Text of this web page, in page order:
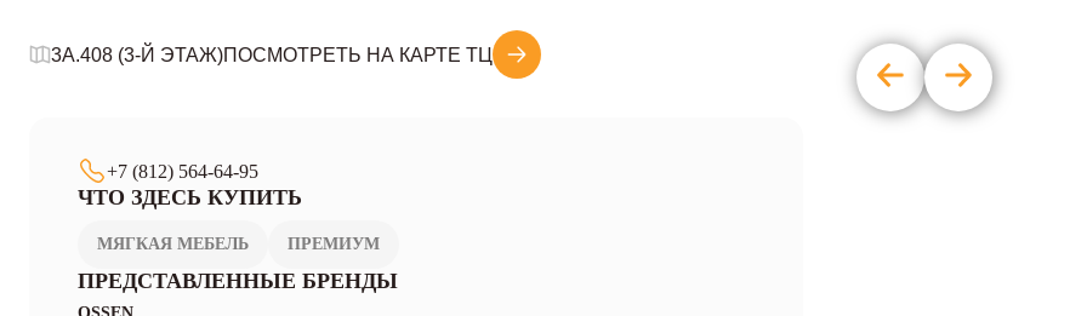
3A.408 (3-Й ЭТАЖ)ПОСМОТРЕТЬ НА КАРТЕ ТЦ
+7 (812) 564-64-95
ЧТО ЗДЕСЬ КУПИТЬ
МЯГКАЯ МЕБЕЛЬ ПРЕМИУМ
ПРЕДСТАВЛЕННЫЕ БРЕНДЫ